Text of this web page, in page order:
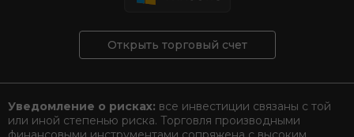
Открыть торговый счет
Уведомление о рисках: все инвестиции связаны с той
или иной степенью риска. Торговля производными